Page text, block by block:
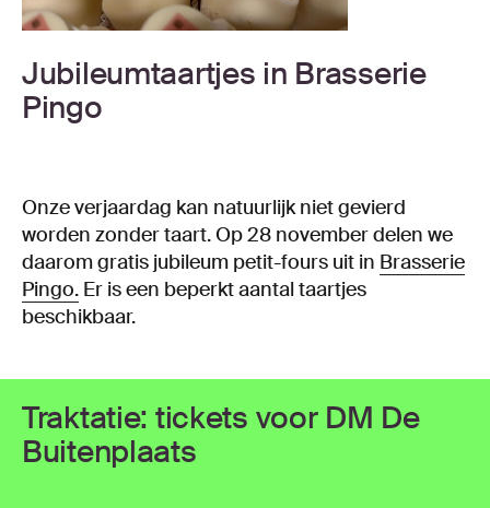
Jubileumtaartjes in Brasserie
Pingo
Onze verjaardag kan natuurlijk niet gevierd
worden zonder taart. Op 28 november delen we
daarom gratis jubileum petit-fours uit in Brasserie
Pingo. Er is een beperkt aantal taartjes
beschikbaar.
Traktatie: tickets voor DM De
Buitenplaats